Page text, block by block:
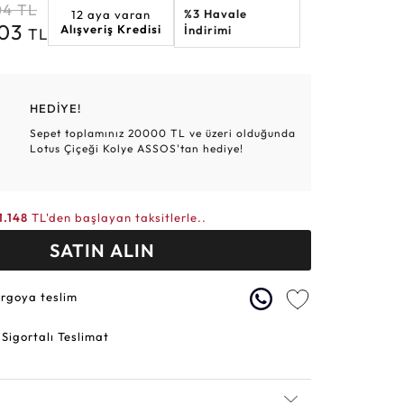
Elmas Bilezikler
Altın Tesbihler
Altın Hasır Setler
Violet
TL
TL
12 aya varan
Alışveriş Kredisi
%3 Havale
İndirimi
HEDİYE!
Sepet toplamınız 20000 TL ve üzeri olduğunda
Lotus Çiçeği Kolye ASSOS'tan hediye!
TL'den başlayan taksitlerle..
SATIN ALIN
teslim
Teslimat